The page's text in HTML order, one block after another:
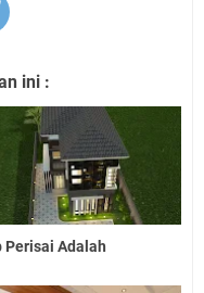
ini :
Perisai Adalah